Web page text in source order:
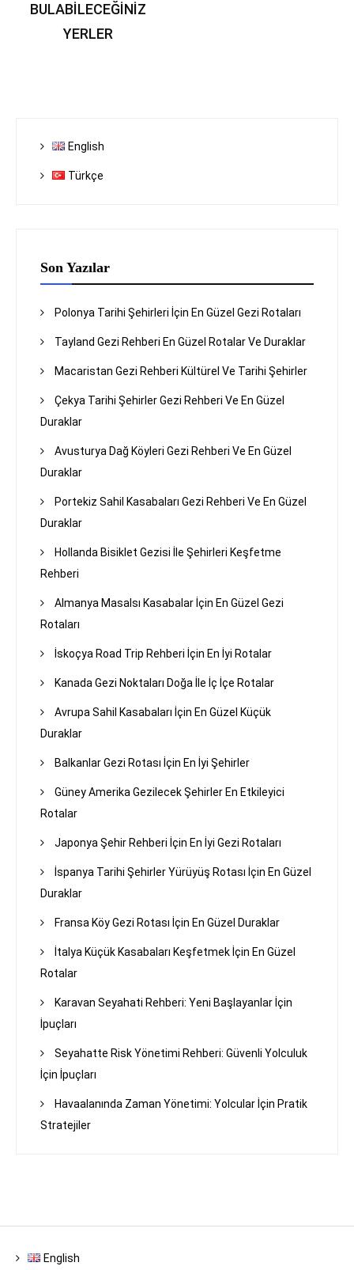
BULABİLECEĞİNİZ
YERLER
English
Türkçe
Son Yazılar
Polonya Tarihi Şehirleri İçin En Güzel Gezi Rotaları
Tayland Gezi Rehberi En Güzel Rotalar Ve Duraklar
Macaristan Gezi Rehberi Kültürel Ve Tarihi Şehirler
Çekya Tarihi Şehirler Gezi Rehberi Ve En Güzel
Duraklar
Avusturya Dağ Köyleri Gezi Rehberi Ve En Güzel
Duraklar
Portekiz Sahil Kasabaları Gezi Rehberi Ve En Güzel
Duraklar
Hollanda Bisiklet Gezisi İle Şehirleri Keşfetme
Rehberi
Almanya Masalsı Kasabalar İçin En Güzel Gezi
Rotaları
İskoçya Road Trip Rehberi İçin En İyi Rotalar
Kanada Gezi Noktaları Doğa İle İç İçe Rotalar
Avrupa Sahil Kasabaları İçin En Güzel Küçük
Duraklar
Balkanlar Gezi Rotası İçin En İyi Şehirler
Güney Amerika Gezilecek Şehirler En Etkileyici
Rotalar
Japonya Şehir Rehberi İçin En İyi Gezi Rotaları
İspanya Tarihi Şehirler Yürüyüş Rotası İçin En Güzel
Duraklar
Fransa Köy Gezi Rotası İçin En Güzel Duraklar
İtalya Küçük Kasabaları Keşfetmek İçin En Güzel
Rotalar
Karavan Seyahati Rehberi: Yeni Başlayanlar İçin
İpuçları
Seyahatte Risk Yönetimi Rehberi: Güvenli Yolculuk
İçin İpuçları
Havaalanında Zaman Yönetimi: Yolcular İçin Pratik
Stratejiler
English